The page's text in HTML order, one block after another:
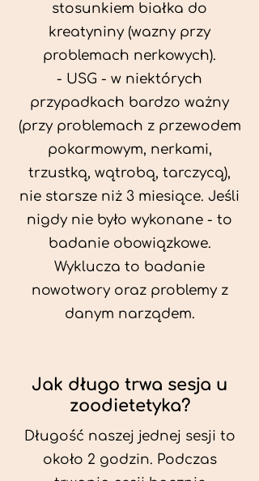
stosunkiem białka do
kreatyniny (wazny przy
problemach nerkowych).
- USG - w niektórych
przypadkach bardzo ważny
(przy problemach z przewodem
pokarmowym, nerkami,
trzustką, wątrobą, tarczycą),
nie starsze niż 3 miesiące. Jeśli
nigdy nie było wykonane - to
badanie obowiązkowe.
Wyklucza to badanie
nowotwory oraz problemy z
danym narządem.
Jak długo trwa sesja u
zoodietetyka?
Długość naszej jednej sesji to
około 2 godzin. Podczas